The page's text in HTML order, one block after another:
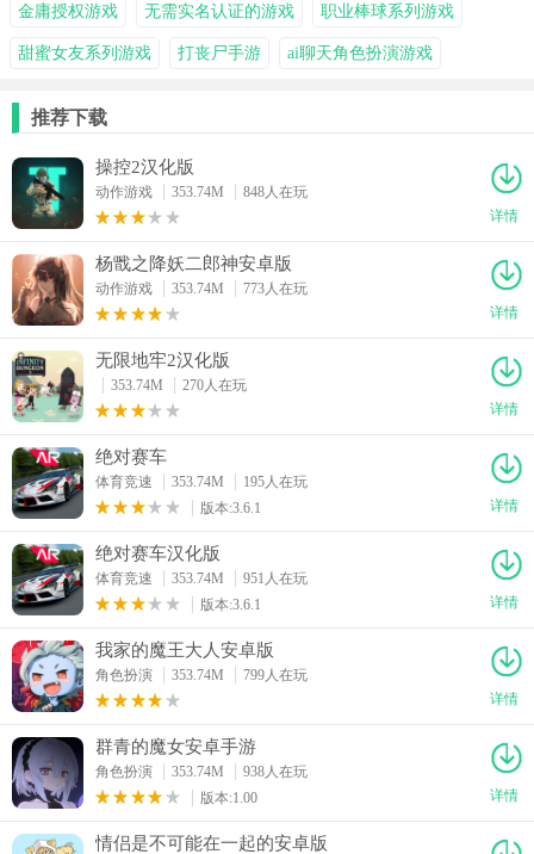
金庸授权游戏 无需实名认证的游戏 职业棒球系列游戏
甜蜜女友系列游戏 打丧尸手游 ai聊天角色扮演游戏
推荐下载
操控2汉化版
动作游戏 353.74M
848人在玩
详情
杨戬之降妖二郎神安卓版
动作游戏 353.74M
773人在玩
详情
无限地牢2汉化版
353.74M
270人在玩
详情
绝对赛车
体育竞速 353.74M
195人在玩
版本:3.6.1
详情
绝对赛车汉化版
体育竞速 353.74M
951人在玩
版本:3.6.1
详情
我家的魔王大人安卓版
角色扮演 353.74M
799人在玩
详情
群青的魔女安卓手游
角色扮演 353.74M
938人在玩
版本:1.00
详情
情侣是不可能在一起的安卓版